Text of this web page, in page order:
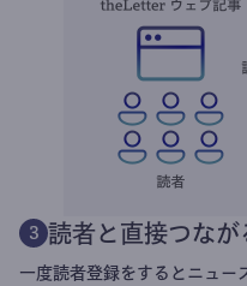
3 読者と直接つなが
一度読者登録をするとニュー